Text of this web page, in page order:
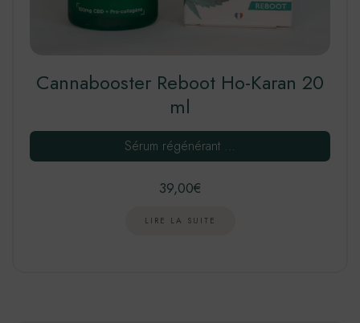
Cannabooster Reboot Ho-Karan 20
ml
Sérum régénérant …
39,00€
LIRE LA SUITE